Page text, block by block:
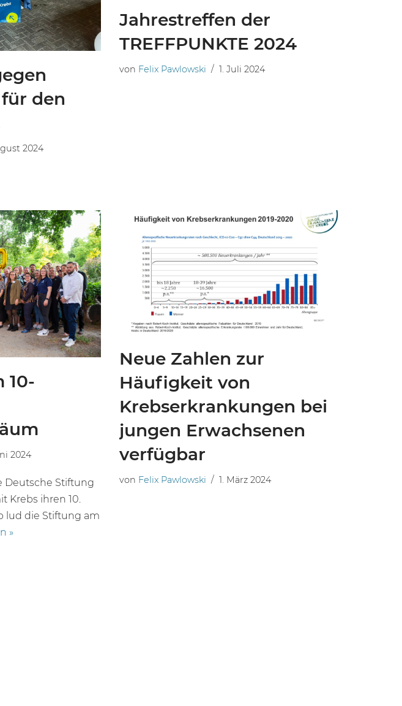
den
2024
Jahrestreffen der
TREFFPUNKTE 2024
von Felix Pawlowski 1. Juli 2024
10-
2024
Deutsche Stiftung
Krebs ihren 10.
lud die Stiftung am
»
Neue Zahlen zur
Häufigkeit von
Krebserkrankungen bei
jungen Erwachsenen
verfügbar
von Felix Pawlowski 1. März 2024